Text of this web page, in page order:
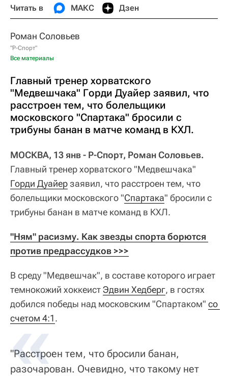
Читать в МАКС Дзен
Роман Соловьев
"Р-Спорт"
Все материалы
Главный тренер хорватского
"Медвешчака" Горди Дуайер заявил, что
расстроен тем, что болельщики
московского "Спартака" бросили с
трибуны банан в матче команд в КХЛ.
МОСКВА, 13 янв - Р-Спорт, Роман Соловьев.
Главный тренер хорватского "Медвешчака"
Горди Дуайерзаявил, что расстроен тем, что
болельщики московского "Спартака" бросили с
трибуны банан в матче команд в КХЛ.
"Ням" расизму. Как звезды спорта борются
против предрассудков >>>
В среду "Медвешчак", в составе которого играет
темнокожий хоккеистЭдвин Хедберг, в гостях
добился победы над московским "Спартаком" со
счетом 4:1.
"Расстроен тем, что бросили банан,
разочарован. Очевидно, что такому нет